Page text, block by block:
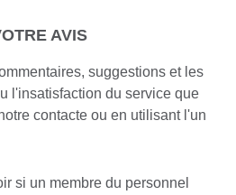
AVIS
suggestions et les
l'insatisfaction du service que
contacte ou en utilisant l'un
si un membre du personnel